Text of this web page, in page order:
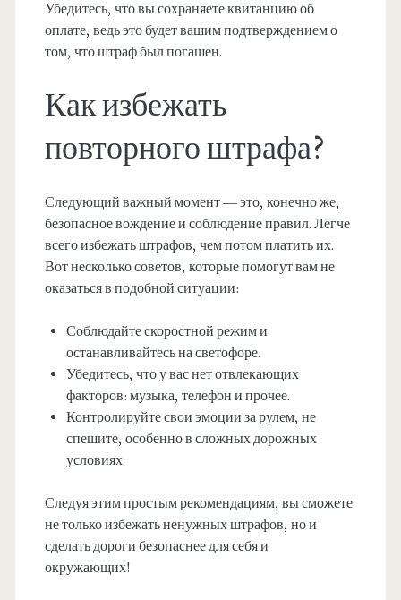
Убедитесь, что вы сохраняете квитанцию об
оплате, ведь это будет вашим подтверждением о
том, что штраф был погашен.
Как избежать
повторного штрафа?
Следующий важный момент — это, конечно же,
безопасное вождение и соблюдение правил. Легче
всего избежать штрафов, чем потом платить их.
Вот несколько советов, которые помогут вам не
оказаться в подобной ситуации:
Соблюдайте скоростной режим и
останавливайтесь на светофоре.
Убедитесь, что у вас нет отвлекающих
факторов: музыка, телефон и прочее.
Контролируйте свои эмоции за рулем, не
спешите, особенно в сложных дорожных
условиях.
Следуя этим простым рекомендациям, вы сможете
не только избежать ненужных штрафов, но и
сделать дороги безопаснее для себя и
окружающих!